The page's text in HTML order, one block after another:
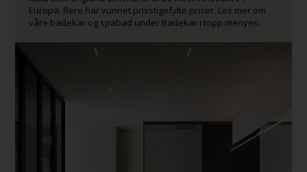
Europa, flere har vunnet prisstigefylte priser. Les mer om
våre badekar og spabad under Badekar i topp menyen.